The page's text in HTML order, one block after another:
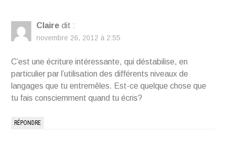
Claire dit :
novembre 26, 2012 à 2:55
C’est une écriture intéressante, qui déstabilise, en
particulier par l’utilisation des différents niveaux de
langages que tu entremêles. Est-ce quelque chose que
tu fais consciemment quand tu écris?
RÉPONDRE